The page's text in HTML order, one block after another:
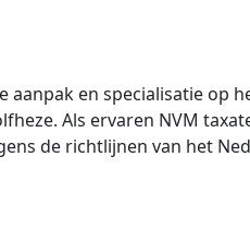
aanpak en specialisatie op
Als ervaren NVM
de richtlijnen van het